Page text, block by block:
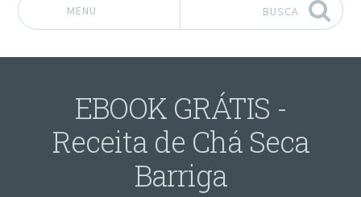
MENU BUSCA
EBOOK GRÁTIS -
Receita de Chá Seca
Barriga